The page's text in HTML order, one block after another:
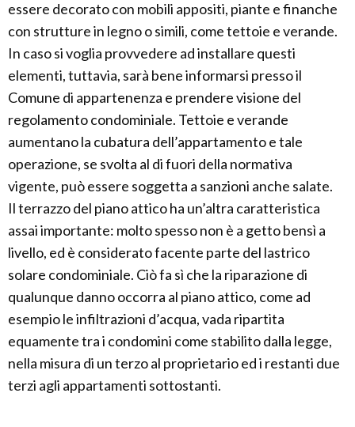
essere decorato con mobili appositi, piante e finanche
con strutture in legno o simili, come tettoie e verande.
In caso si voglia provvedere ad installare questi
elementi, tuttavia, sarà bene informarsi presso il
Comune di appartenenza e prendere visione del
regolamento condominiale. Tettoie e verande
aumentano la cubatura dell’appartamento e tale
operazione, se svolta al di fuori della normativa
vigente, può essere soggetta a sanzioni anche salate.
Il terrazzo del piano attico ha un’altra caratteristica
assai importante: molto spesso non è a getto bensì a
livello, ed è considerato facente parte del lastrico
solare condominiale. Ciò fa sì che la riparazione di
qualunque danno occorra al piano attico, come ad
esempio le infiltrazioni d’acqua, vada ripartita
equamente tra i condomini come stabilito dalla legge,
nella misura di un terzo al proprietario ed i restanti due
terzi agli appartamenti sottostanti.